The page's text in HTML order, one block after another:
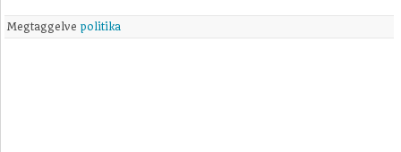
Megtaggelvepolitika